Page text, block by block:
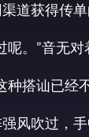
道获得传
。”音无对
种搭讪已经
风吹过，